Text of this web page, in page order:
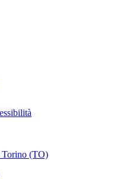
Torino (TO)